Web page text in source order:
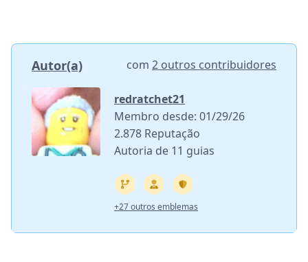
Autor(a) com 2 outros contribuidores
redratchet21
Membro desde: 01/29/26
2.878 Reputação
Autoria de 11 guias
+27 outros emblemas